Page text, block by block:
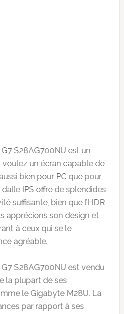
S28AG700NU est un
un écran capable de
bien pour PC que pour
IPS offre de splendides
suffisante, bien que l’HDR
apprécions son design et
à ceux qui se le
agréable.
S28AG700NU est vendu
la plupart de ses
le Gigabyte M28U. La
par rapport à ses